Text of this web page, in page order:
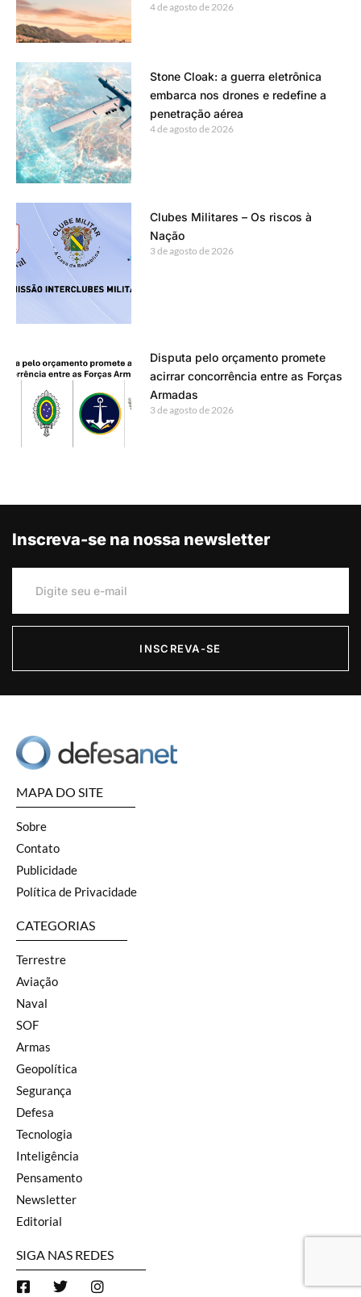
4 de agosto de 2026
Stone Cloak: a guerra eletrônica
embarca nos drones e redefine a
penetração aérea
4 de agosto de 2026
Clubes Militares – Os riscos à
Nação
3 de agosto de 2026
Disputa pelo orçamento promete
acirrar concorrência entre as Forças
Armadas
3 de agosto de 2026
Inscreva-se na nossa newsletter
INSCREVA-SE
MAPA DO SITE
Sobre
Contato
Publicidade
Política de Privacidade
CATEGORIAS
Terrestre
Aviação
Naval
SOF
Armas
Geopolítica
Segurança
Defesa
Tecnologia
Inteligência
Pensamento
Newsletter
Editorial
SIGA NAS REDES